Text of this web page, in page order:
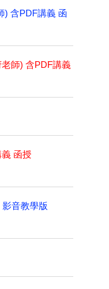
) 含PDF講義 函
師) 含PDF講義
函授
音教學版